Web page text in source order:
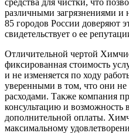
различными загрязнениями и
85 городов России доверяют
свидетельствует о ее
Отличительной чертой
фиксированная стоимость
и не изменяется по ходу
уверенными в том, что они
расходами. Также компания
консультацию и возможность
дополнительной оплаты.
максимальному